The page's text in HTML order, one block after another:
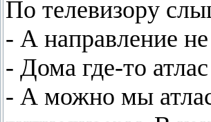
По телевизору
- А направление
- Дома где-то
- А можно мы